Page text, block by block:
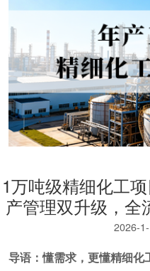
1万吨级精细化工
产管理双升级，全
2026-
导语：懂需求，更懂精细化